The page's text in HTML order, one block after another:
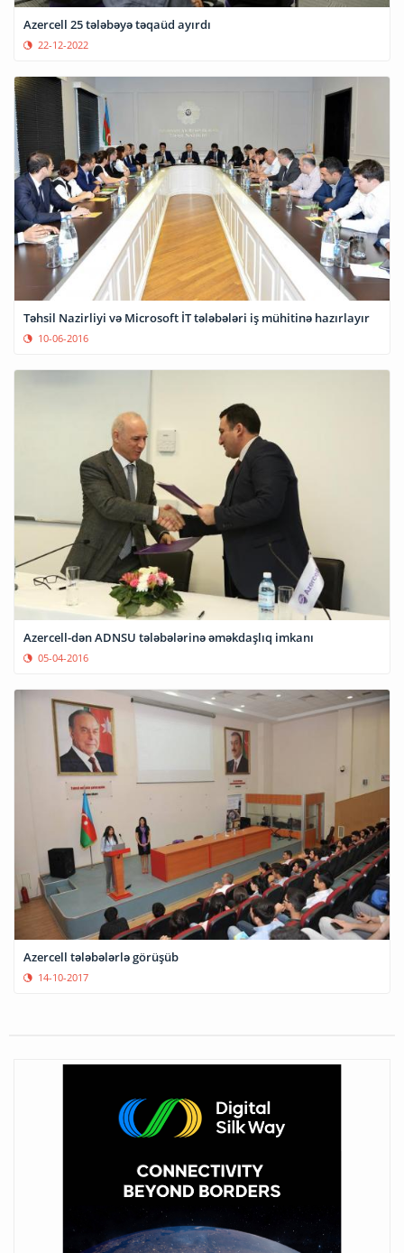
Azercell 25 tələbəyə təqaüd ayırdı
22-12-2022
Təhsil Nazirliyi və Microsoft İT tələbələri iş mühitinə hazırlayır
10-06-2016
Azercell-dən ADNSU tələbələrinə əməkdaşlıq imkanı
05-04-2016
Azercell tələbələrlə görüşüb
14-10-2017